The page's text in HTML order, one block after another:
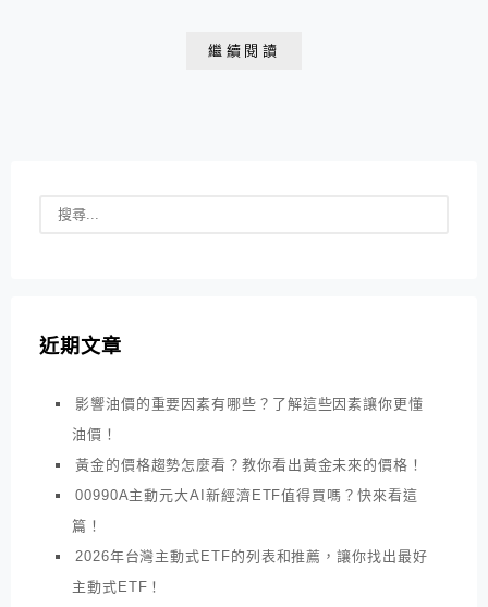
繼續閱讀
近期文章
影響油價的重要因素有哪些？了解這些因素讓你更懂
油價！
黃金的價格趨勢怎麼看？教你看出黃金未來的價格！
00990A主動元大AI新經濟ETF值得買嗎？快來看這
篇！
2026年台灣主動式ETF的列表和推薦，讓你找出最好
主動式ETF！